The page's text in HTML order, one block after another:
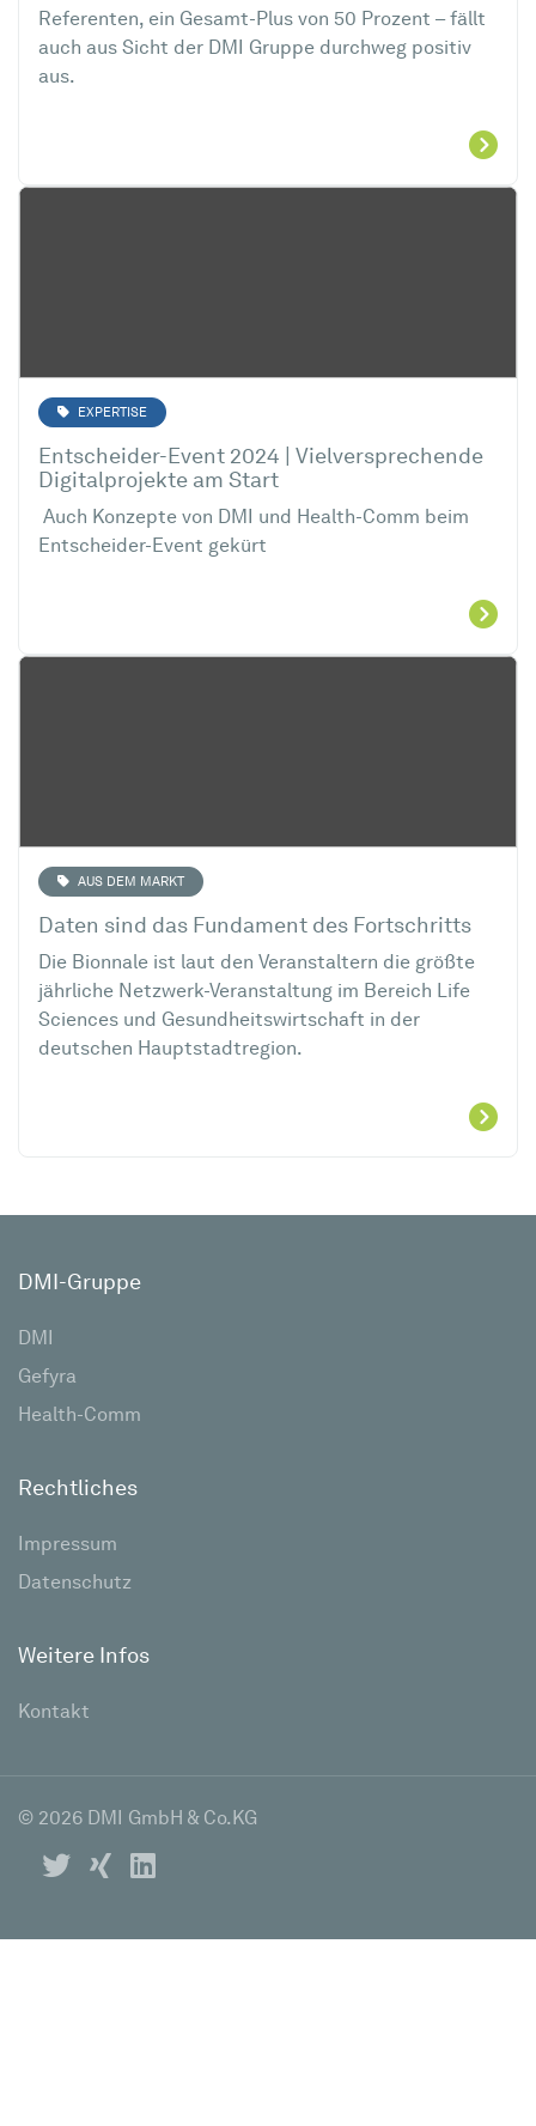
Referenten, ein Gesamt-Plus von 50 Prozent – fällt
auch aus Sicht der DMI Gruppe durchweg positiv
aus.
EXPERTISE
Entscheider-Event 2024 | Vielversprechende
Digitalprojekte am Start
Auch Konzepte von DMI und Health-Comm beim
Entscheider-Event gekürt
AUS DEM MARKT
Daten sind das Fundament des Fortschritts
Die Bionnale ist laut den Veranstaltern die größte
jährliche Netzwerk-Veranstaltung im Bereich Life
Sciences und Gesundheitswirtschaft in der
deutschen Hauptstadtregion.
DMI-Gruppe
DMI
Gefyra
Health-Comm
Rechtliches
Impressum
Datenschutz
Weitere Infos
Kontakt
© 2026 DMI GmbH & Co.KG